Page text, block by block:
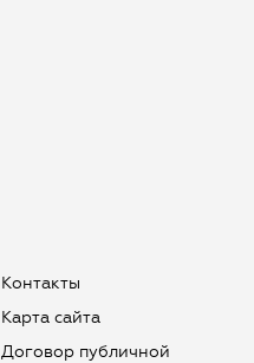
Контакты
Карта сайта
Договор публичной